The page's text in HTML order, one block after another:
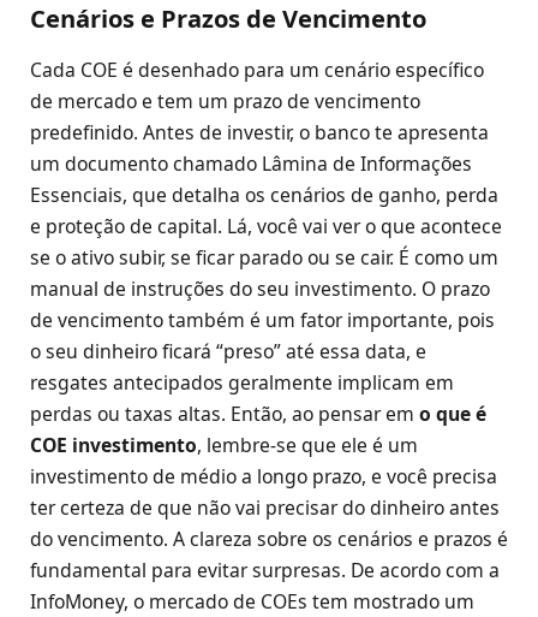
Cenários e Prazos de Vencimento
Cada COE é desenhado para um cenário específico
de mercado e tem um prazo de vencimento
predefinido. Antes de investir, o banco te apresenta
um documento chamado Lâmina de Informações
Essenciais, que detalha os cenários de ganho, perda
e proteção de capital. Lá, você vai ver o que acontece
se o ativo subir, se ficar parado ou se cair. É como um
manual de instruções do seu investimento. O prazo
de vencimento também é um fator importante, pois
o seu dinheiro ficará “preso” até essa data, e
resgates antecipados geralmente implicam em
perdas ou taxas altas. Então, ao pensar em o que é
COE investimento, lembre-se que ele é um
investimento de médio a longo prazo, e você precisa
ter certeza de que não vai precisar do dinheiro antes
do vencimento. A clareza sobre os cenários e prazos é
fundamental para evitar surpresas. De acordo com a
InfoMoney, o mercado de COEs tem mostrado um